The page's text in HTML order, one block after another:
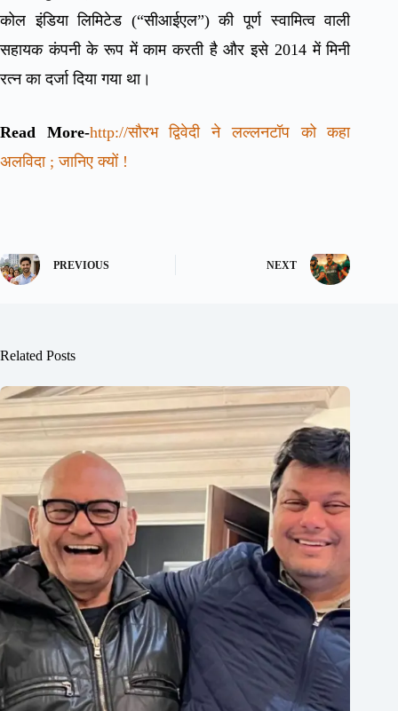
कोल इंडिया लिमिटेड (“सीआईएल”) की पूर्ण स्वामित्व वाली
सहायक कंपनी के रूप में काम करती है और इसे 2014 में मिनी
रत्न का दर्जा दिया गया था।
Read More-http://सौरभ द्विवेदी ने लल्लनटॉप को कहा
अलविदा ; जानिए क्यों !
PREVIOUS NEXT
Related Posts